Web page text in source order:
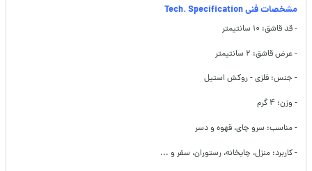
مشخصات فنی Tech. Specification
- قد قاشق: ۱۰ سانتیمتر
- عرض قاشق: ۲ سانتیمتر
- جنس: فلزی - روکش استیل
- وزن: ۴ گرم
- مناسب: سرو چای، قهوه و دسر
- کاربرد: منزل، چایخانه، رستوران، سفر و ...